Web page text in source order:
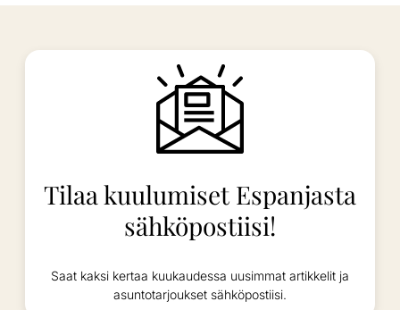
Tilaa kuulumiset Espanjasta
sähköpostiisi!
Saat kaksi kertaa kuukaudessa uusimmat artikkelit ja
asuntotarjoukset sähköpostiisi.